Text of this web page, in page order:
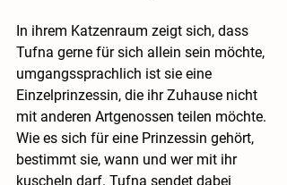
In ihrem Katzenraum zeigt sich, dass
Tufna gerne für sich allein sein möchte,
umgangssprachlich ist sie eine
Einzelprinzessin, die ihr Zuhause nicht
mit anderen Artgenossen teilen möchte.
Wie es sich für eine Prinzessin gehört,
bestimmt sie, wann und wer mit ihr
kuscheln darf. Tufna sendet dabei